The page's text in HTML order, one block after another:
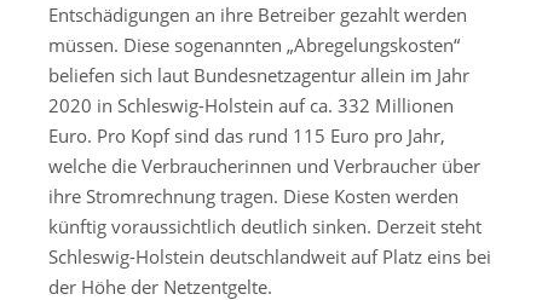
Entschädigungen an ihre Betreiber gezahlt werden
müssen. Diese sogenannten „Abregelungskosten“
beliefen sich laut Bundesnetzagentur allein im Jahr
2020 in Schleswig-Holstein auf ca. 332 Millionen
Euro. Pro Kopf sind das rund 115 Euro pro Jahr,
welche die Verbraucherinnen und Verbraucher über
ihre Stromrechnung tragen. Diese Kosten werden
künftig voraussichtlich deutlich sinken. Derzeit steht
Schleswig-Holstein deutschlandweit auf Platz eins bei
der Höhe der Netzentgelte.